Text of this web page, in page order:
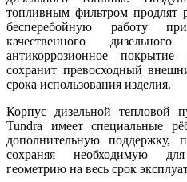
топливным фильтром продлят
бесперебойную работу
качественного
антикоррозионное покрытие
сохранит превосходный
срока использования изделия.
Корпус дизельной тепловой
Tundra имеет специальные
дополнительную поддержку,
сохраняя необходимую
геометрию на весь срок